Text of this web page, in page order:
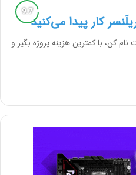
کار پیدا می‌کنید
کن، با کمترین هزینه پروژه بگیر و